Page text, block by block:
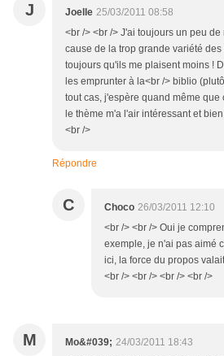
J Joelle 25/03/2011 08:58
<br /> <br /> J'ai toujours un peu
cause de la trop grande variété des
toujours qu'ils me plaisent moins !
les emprunter à la<br /> biblio
tout cas, j'espère quand même
le thème m'a l'air intéressant et
<br />
Répondre
C Choco 26/03/2011 12:10
<br /> <br /> Oui je
exemple, je n'ai pas aimé
ici, la force du propos
<br /> <br /> <br /> <br />
M Mo&#039; 24/03/2011 18:43